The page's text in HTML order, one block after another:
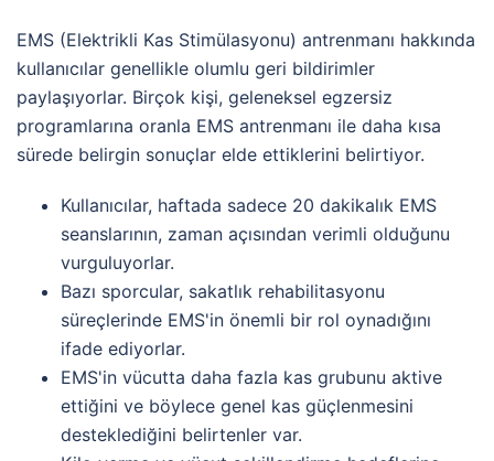
EMS (Elektrikli Kas Stimülasyonu) antrenmanı hakkında
kullanıcılar genellikle olumlu geri bildirimler
paylaşıyorlar. Birçok kişi, geleneksel egzersiz
programlarına oranla EMS antrenmanı ile daha kısa
sürede belirgin sonuçlar elde ettiklerini belirtiyor.
Kullanıcılar, haftada sadece 20 dakikalık EMS
seanslarının, zaman açısından verimli olduğunu
vurguluyorlar.
Bazı sporcular, sakatlık rehabilitasyonu
süreçlerinde EMS'in önemli bir rol oynadığını
ifade ediyorlar.
EMS'in vücutta daha fazla kas grubunu aktive
ettiğini ve böylece genel kas güçlenmesini
desteklediğini belirtenler var.